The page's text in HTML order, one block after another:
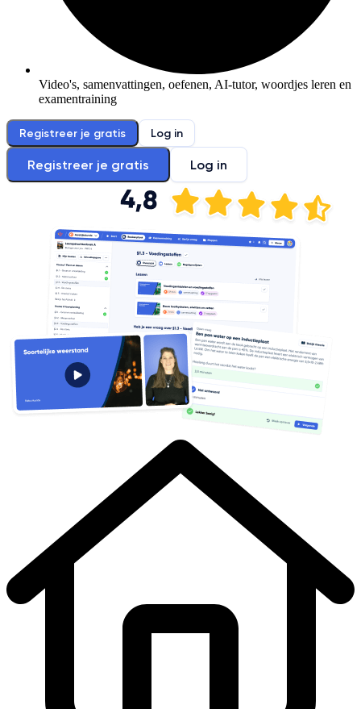
Video's, samenvattingen, oefenen, AI-tutor, woordjes leren en
examentraining
Registreer je gratis Log in
Registreer je gratis Log in